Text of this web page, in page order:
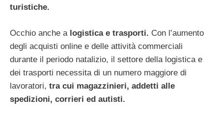
turistiche.
Occhio anche a logistica e trasporti. Con l’aumento
degli acquisti online e delle attività commerciali
durante il periodo natalizio, il settore della logistica e
dei trasporti necessita di un numero maggiore di
lavoratori, tra cui magazzinieri, addetti alle
spedizioni, corrieri ed autisti.